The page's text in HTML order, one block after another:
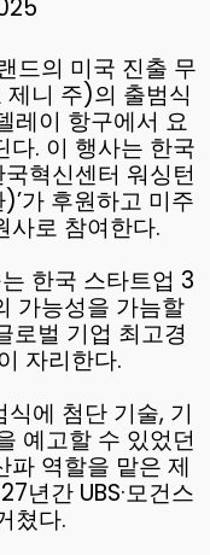
드의 미국 진출 무
제니 주)의 출범식
레이 항구에서 요
다. 이 행사는 한국
혁신센터 워싱턴
가 후원하고 미주
사로 참여한다.
한국 스타트업 3
가능성을 가늠할
로벌 기업 최고경
자리한다.
에 첨단 기술, 기
예고할 수 있었던
파 역할을 맡은 제
년간 UBS·모건스
쳤다.